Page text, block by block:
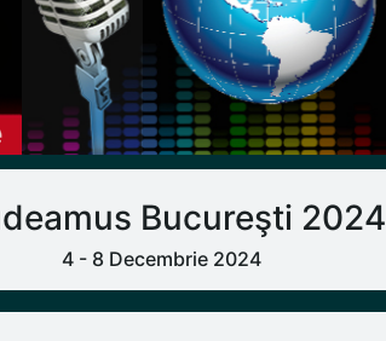
Previous
Bucureşti 2024
4 - 8 Decembrie 2024